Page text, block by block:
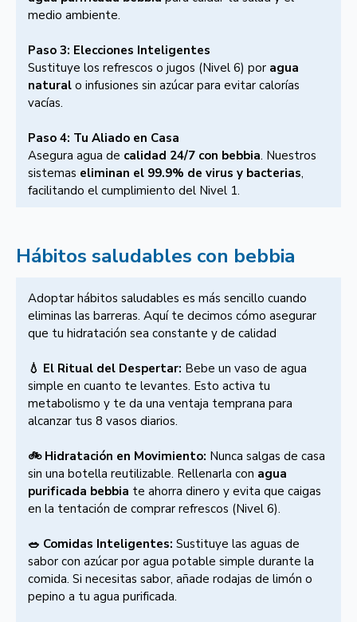
medio ambiente.
Paso 3: Elecciones Inteligentes
Sustituye los refrescos o jugos (Nivel 6) por agua
natural o infusiones sin azúcar para evitar calorías
vacías.
Paso 4: Tu Aliado en Casa
Asegura agua de calidad 24/7 con bebbia. Nuestros
sistemas eliminan el 99.9% de virus y bacterias,
facilitando el cumplimiento del Nivel 1.
Hábitos saludables con bebbia
Adoptar hábitos saludables es más sencillo cuando
eliminas las barreras. Aquí te decimos cómo asegurar
que tu hidratación sea constante y de calidad
💧 El Ritual del Despertar: Bebe un vaso de agua
simple en cuanto te levantes. Esto activa tu
metabolismo y te da una ventaja temprana para
alcanzar tus 8 vasos diarios.
🚲 Hidratación en Movimiento: Nunca salgas de casa
sin una botella reutilizable. Rellenarla con agua
purificada bebbia te ahorra dinero y evita que caigas
en la tentación de comprar refrescos (Nivel 6).
🥗 Comidas Inteligentes: Sustituye las aguas de
sabor con azúcar por agua potable simple durante la
comida. Si necesitas sabor, añade rodajas de limón o
pepino a tu agua purificada.